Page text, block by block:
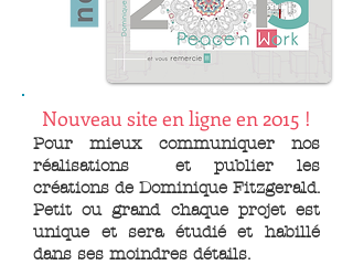
Nouveau site en ligne en 2015 !
Pour mieux communiquer nos
réalisations et publier les
créations de Dominique Fitzgerald.
Petit ou grand chaque projet est
unique et sera étudié et habillé
dans ses moindres détails.